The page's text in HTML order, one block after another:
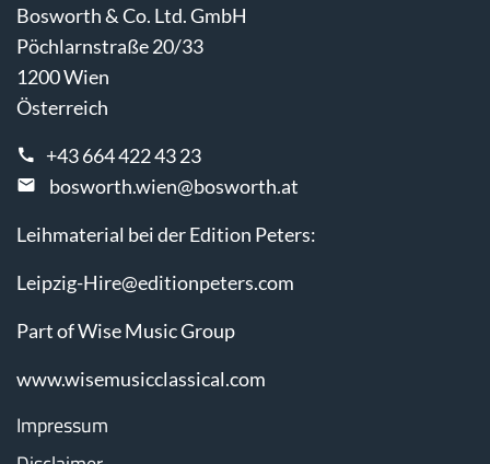
Bosworth & Co. Ltd. GmbH
Pöchlarnstraße 20/33
1200 Wien
Österreich
+43 664 422 43 23
bosworth.wien@bosworth.at
Leihmaterial bei der Edition Peters:
Leipzig-Hire@editionpeters.com
Part of Wise Music Group
www.wisemusicclassical.com
Impressum